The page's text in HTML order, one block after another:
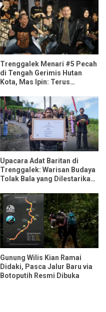
Trenggalek Menari #5 Pecah
di Tengah Gerimis Hutan
Kota, Mas Ipin: Terus
Upacara Adat Baritan di
Trenggalek: Warisan Budaya
Tolak Bala yang Dilestarikan
Gunung Wilis Kian Ramai
Didaki, Pasca Jalur Baru via
Botoputih Resmi Dibuka